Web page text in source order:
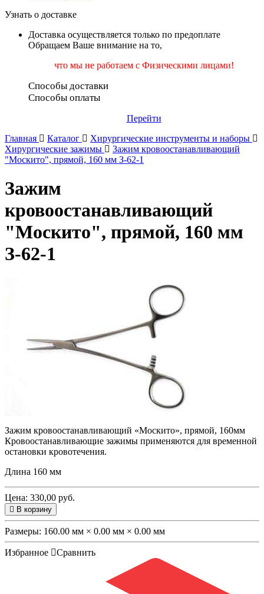
Узнать о доставке
Доставка осуществляется только по предоплате
Обращаем Ваше внимание на то,
что мы не работаем с Физическими лицами!
Способы доставки
Способы оплаты
Перейти
Главная
Каталог
Хирургические инструменты и наборы
Хирургические зажимы
Зажим кровоостанавливающий
"Москито", прямой, 160 мм З-62-1
Зажим
кровоостанавливающий
"Москито", прямой, 160 мм
З-62-1
Зажим кровоостанавливающий «Москито», прямой, 160мм
Кровоостанавливающие зажимы применяются для временной
остановки кровотечения.
Длина 160 мм
Цена: 330,00 руб.
В корзину
Размеры: 160.00 мм × 0.00 мм × 0.00 мм
Избранное Сравнить